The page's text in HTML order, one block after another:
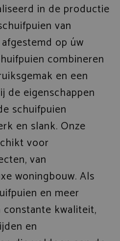
in de productie
van
op úw
combineren
en een
de eigenschappen
schuifpuien
en slank. Onze
voor
van
woningbouw. Als
en meer
kwaliteit,
en